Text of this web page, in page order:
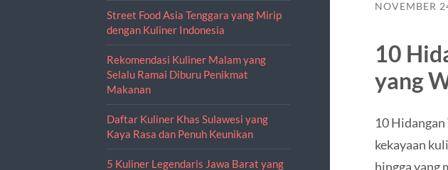
Street Food Asia Tenggara yang Mirip
dengan Kuliner Indonesia
Rekomendasi Kuliner Malam yang
Selalu Ramai Diburu Penikmat
Makanan
Daftar Kuliner Khas Sulawesi yang
Kaya Rasa dan Penuh Keunikan
5 Kuliner Legendaris Jawa Barat yang
NOVEMBER
10
yang
10
kekayaan
hingga yang